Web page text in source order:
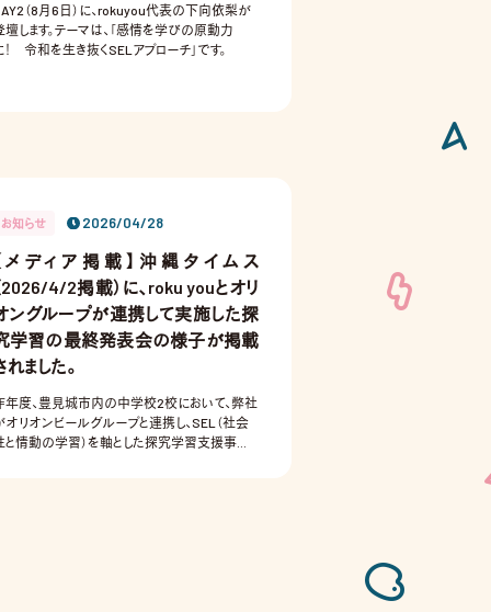
（8月6日）に、rokuyou代表の下向依梨が
壇します。テーマは、「感情を学びの原動力
！ 令和を生き抜くSELアプローチ」です。
お知らせ 2026/04/28
メディア掲載】沖縄タイムス
2026/4/2掲載）に、roku youとオリ
ングループが連携して実施した探
学習の最終発表会の様子が掲載
れました。
年度、豊見城市内の中学校2校において、弊社
オリオンビールグループと連携し、SEL（社会
と情動の学習）を軸とした探究学習支援事業